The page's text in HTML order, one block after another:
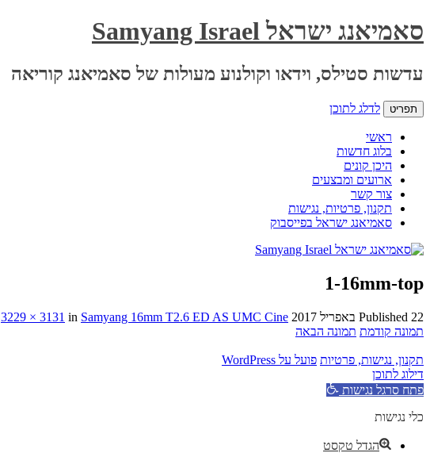
סאמיאנג ישראל Samyang Israel
עדשות סטילס, וידאו וקולנוע מעולות של סאמיאנג קוריאה
תפריט לדלג לתוכן
ראשי
בלוג חדשות
היכן קונים
ארועים ומבצעים
צור קשר
תקנון, פרטיות, נגישות
סאמיאנג ישראל בפייסבוק
1-16mm-top
Published 22 באפריל 2017 3229 × 3131 in Samyang 16mm T2.6 ED AS UMC Cine
תמונה קודמת תמונה הבאה
תקנון, נגישות, פרטיות פועל על WordPress
דילוג לתוכן
פתח סרגל נגישות
כלי נגישות
הגדל טקסט